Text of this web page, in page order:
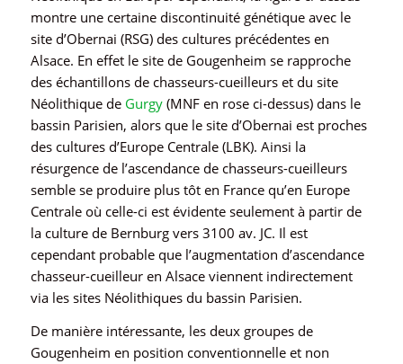
montre une certaine discontinuité génétique avec le
site d’Obernai (RSG) des cultures précédentes en
Alsace. En effet le site de Gougenheim se rapproche
des échantillons de chasseurs-cueilleurs et du site
Néolithique de Gurgy(MNF en rose ci-dessus) dans le
bassin Parisien, alors que le site d’Obernai est proches
des cultures d’Europe Centrale (LBK). Ainsi la
résurgence de l’ascendance de chasseurs-cueilleurs
semble se produire plus tôt en France qu’en Europe
Centrale où celle-ci est évidente seulement à partir de
la culture de Bernburg vers 3100 av. JC. Il est
cependant probable que l’augmentation d’ascendance
chasseur-cueilleur en Alsace viennent indirectement
via les sites Néolithiques du bassin Parisien.
De manière intéressante, les deux groupes de
Gougenheim en position conventionnelle et non